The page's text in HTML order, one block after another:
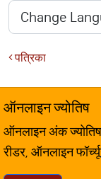
पत्रिका
ऑनलाइन ज्योतिष
ऑनलाइन अंक
रीडर, ऑनलाइन